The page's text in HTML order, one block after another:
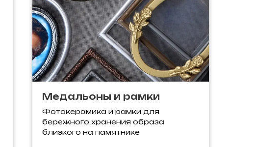
Медальоны и рамки
Фотокерамика и рамки для
бережного хранения образа
близкого на памятнике